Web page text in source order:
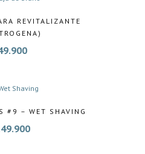
REVITALIZANTE
#9 – WET SHAVING